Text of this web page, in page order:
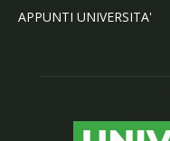
APPUNTI UNIVERSITA'